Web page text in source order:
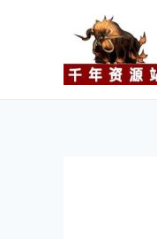
navigation